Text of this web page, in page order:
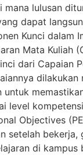
mana lulusan
dapat
Kunci dalam
Mata Kuliah
dari Capaian
dilakukan
untuk
level
Objectives
setelah bekerja,
di kampus